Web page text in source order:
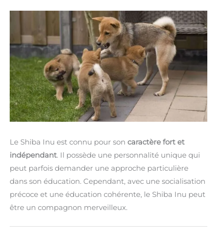
Le Shiba Inu est connu pour son caractère fort et
indépendant. Il possède une personnalité unique qui
peut parfois demander une approche particulière
dans son éducation. Cependant, avec une socialisation
précoce et une éducation cohérente, le Shiba Inu peut
être un compagnon merveilleux.